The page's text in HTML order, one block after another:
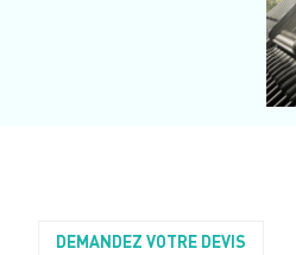
DEMANDEZ VOTRE DEVIS